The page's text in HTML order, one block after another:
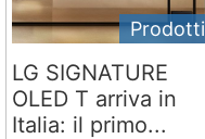
Prodotti
LG SIGNATURE
OLED T arriva in
Italia: il primo...